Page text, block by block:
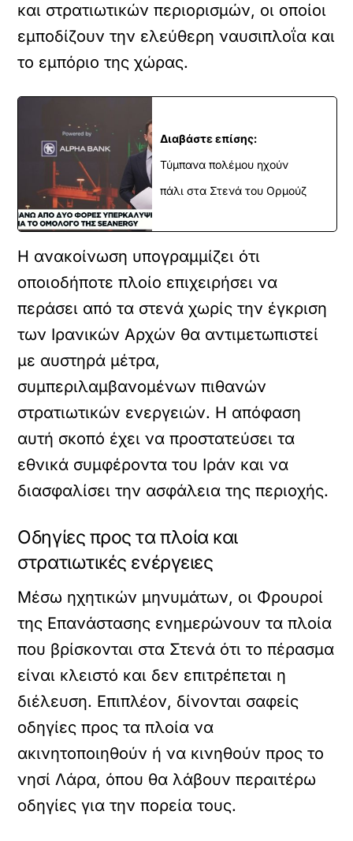
και στρατιωτικών περιορισμών, οι οποίοι
εμποδίζουν την ελεύθερη ναυσιπλοΐα και
το εμπόριο της χώρας.
Διαβάστε επίσης:
Τύμπανα πολέμου ηχούν
πάλι στα Στενά του Ορμούζ
Η ανακοίνωση υπογραμμίζει ότι
οποιοδήποτε πλοίο επιχειρήσει να
περάσει από τα στενά χωρίς την έγκριση
των Ιρανικών Αρχών θα αντιμετωπιστεί
με αυστηρά μέτρα,
συμπεριλαμβανομένων πιθανών
στρατιωτικών ενεργειών. Η απόφαση
αυτή σκοπό έχει να προστατεύσει τα
εθνικά συμφέροντα του Ιράν και να
διασφαλίσει την ασφάλεια της περιοχής.
Οδηγίες προς τα πλοία και
στρατιωτικές ενέργειες
Μέσω ηχητικών μηνυμάτων, οι Φρουροί
της Επανάστασης ενημερώνουν τα πλοία
που βρίσκονται στα Στενά ότι το πέρασμα
είναι κλειστό και δεν επιτρέπεται η
διέλευση. Επιπλέον, δίνονται σαφείς
οδηγίες προς τα πλοία να
ακινητοποιηθούν ή να κινηθούν προς το
νησί Λάρα, όπου θα λάβουν περαιτέρω
οδηγίες για την πορεία τους.